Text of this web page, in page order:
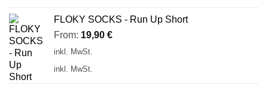
FLOKY SOCKS - Run Up Short
From: 19,90 €
inkl. MwSt.
inkl. MwSt.